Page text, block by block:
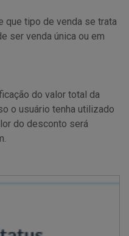
que tipo de venda se trata
ser venda única ou em
do valor total da
o usuário tenha utilizado
do desconto será